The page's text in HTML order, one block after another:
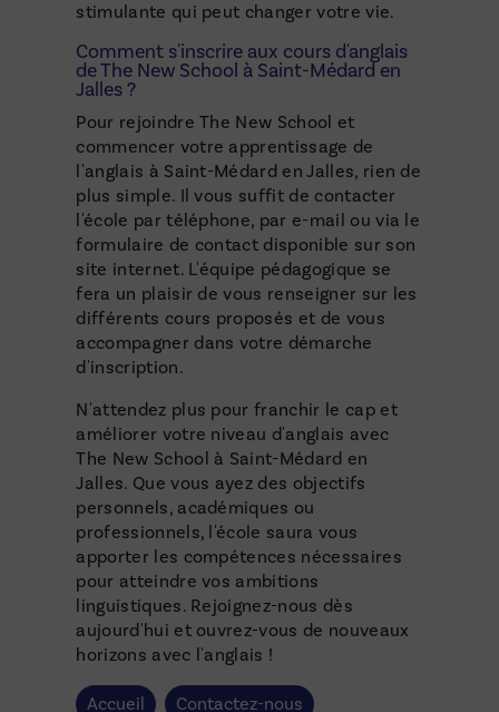
stimulante qui peut changer votre vie.
Comment s'inscrire aux cours d'anglais
de The New School à Saint-Médard en
Jalles ?
Pour rejoindre The New School et
commencer votre apprentissage de
l'anglais à Saint-Médard en Jalles, rien de
plus simple. Il vous suffit de contacter
l'école par téléphone, par e-mail ou via le
formulaire de contact disponible sur son
site internet. L'équipe pédagogique se
fera un plaisir de vous renseigner sur les
différents cours proposés et de vous
accompagner dans votre démarche
d'inscription.
N'attendez plus pour franchir le cap et
améliorer votre niveau d'anglais avec
The New School à Saint-Médard en
Jalles. Que vous ayez des objectifs
personnels, académiques ou
professionnels, l'école saura vous
apporter les compétences nécessaires
pour atteindre vos ambitions
linguistiques. Rejoignez-nous dès
aujourd'hui et ouvrez-vous de nouveaux
horizons avec l'anglais !
Accueil Contactez-nous